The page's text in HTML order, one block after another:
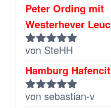
Peter Ording mit
Westerhever
Bewertet
von SteHH
Hamburg
Bewertet
von sebastian-v